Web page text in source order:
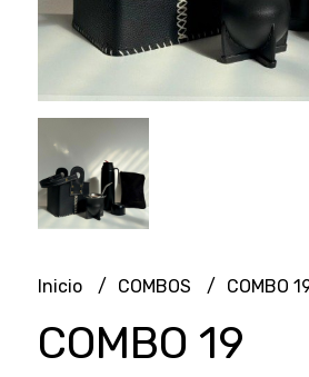
Inicio COMBOS COMBO
COMBO 19